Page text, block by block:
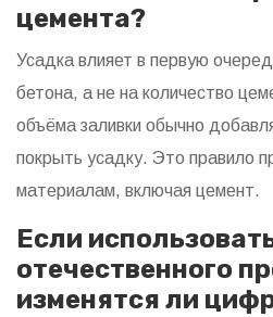
цемента?
Усадка влияет в первую
бетона, а не на количество
объёма заливки обычно
покрыть усадку. Это правило
материалам, включая цемент.
Если
отечественного
изменятся ли